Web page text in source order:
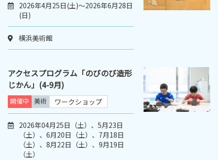
2026年4月25日(土)～2026年6月28日
(日)
横浜美術館
アクセスプログラム「のびのび造形
じかん」(4-9月)
開催中 美術 ワークショップ
2026年04月25日（土）、5月23日
（土）、6月20日（土）、7月18日
（土）、8月22日（土）、9月19日
（土）